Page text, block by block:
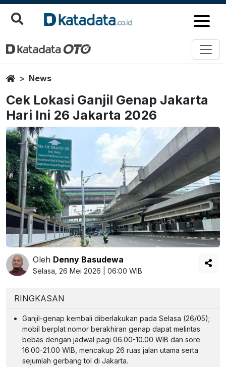
HomeNews
Cek Lokasi Ganjil Genap Jakarta
Hari Ini 26 Jakarta 2026
Oleh Denny Basudewa
Selasa, 26 Mei 2026 | 06:00 WIB
RINGKASAN
Ganjil-genap kembali diberlakukan pada Selasa (26/05);
mobil berplat nomor berakhiran genap dapat melintas
bebas dengan jadwal pagi 06.00-10.00 WIB dan sore
16.00-21.00 WIB, mencakup 26 ruas jalan utama serta
sejumlah gerbang tol di Jakarta.